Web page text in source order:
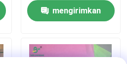
mengirimkan